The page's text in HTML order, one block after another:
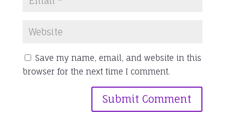
Save my name, email, and website in this
browser for the next time I comment.